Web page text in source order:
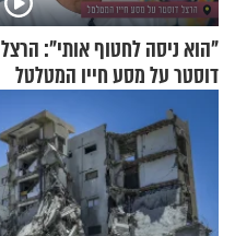
"הוא ניסה לחטוף אותי": הרצל
דוסטר על מסע חייו המטלטל